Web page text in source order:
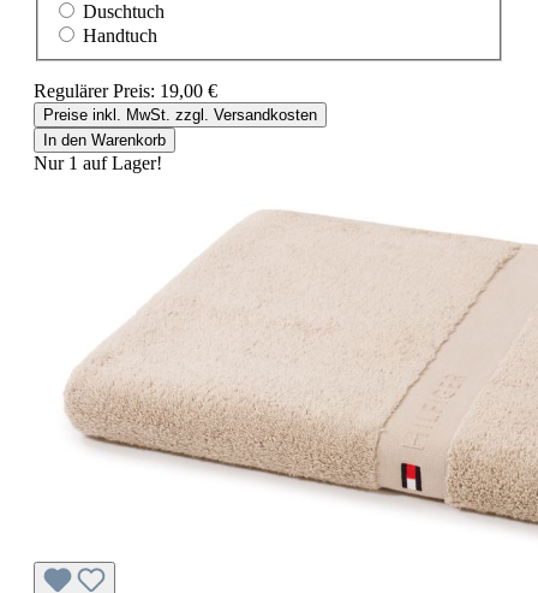
Duschtuch
Handtuch
Regulärer Preis: 19,00 €
Preise inkl. MwSt. zzgl. Versandkosten
In den Warenkorb
Nur 1 auf Lager!